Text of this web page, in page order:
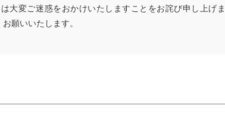
大変ご迷惑をおかけいたしますことをお詫び申し上げま
願いいたします。